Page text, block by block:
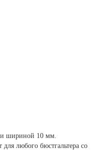
шириной 10 мм.
любого бюстгальтера со